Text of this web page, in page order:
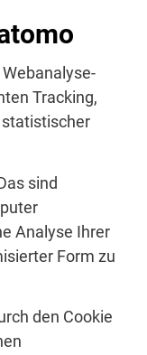
Tracking,
statistischer
sind
Analyse Ihrer
Form zu
den Cookie